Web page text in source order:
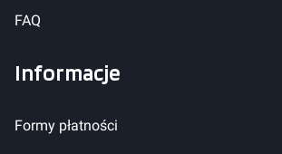
FAQ
Informacje
Formy płatności